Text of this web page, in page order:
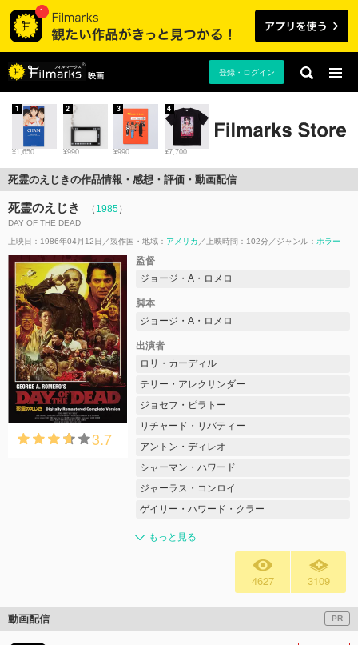
映画 登録・ログイン
¥1,650
1
¥990
2
¥990
3
¥7,700
4
死霊のえじきの作品情報・感想・評価・動画配信
死霊のえじき （ 1985）
DAY OF THE DEAD
上映日：1986年04月12日 製作国・地域： アメリカ 上映時間：102分 ジャンル： ホラー
3.7
監督
ジョージ・A・ロメロ
脚本
ジョージ・A・ロメロ
出演者
ロリ・カーディル
テリー・アレクサンダー
ジョセフ・ピラトー
リチャード・リバティー
アントン・ディレオ
シャーマン・ハワード
ジャーラス・コンロイ
ゲイリー・ハワード・クラー
もっと見る
4627 3109
動画配信 PR